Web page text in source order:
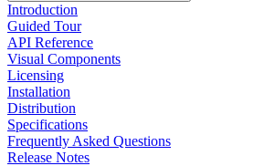
Introduction
Guided Tour
API Reference
Visual Components
Licensing
Installation
Distribution
Specifications
Frequently Asked Questions
Release Notes